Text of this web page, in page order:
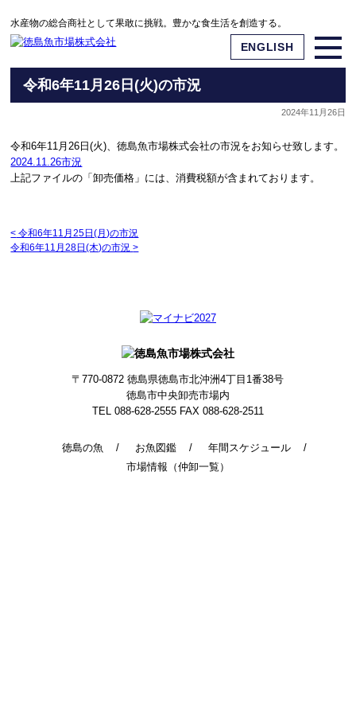
水産物の総合商社として果敢に挑戦。豊かな食生活を創造する。
ENGLISH
令和6年11月26日(火)の市況
2024年11月26日
令和6年11月26日(火)、徳島魚市場株式会社の市況をお知らせ致します。
2024.11.26市況
上記ファイルの「卸売価格」には、消費税額が含まれております。
< 令和6年11月25日(月)の市況
令和6年11月28日(木)の市況>
徳島の魚 お魚図鑑
年間スケジュール
市場情報（仲卸一覧）
〒770-0872徳島県徳島市北沖洲4丁目1番38号
徳島市中央卸売市場内
TEL 088-628-2555 FAX 088-628-2511